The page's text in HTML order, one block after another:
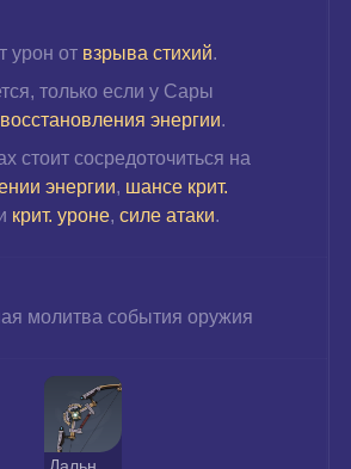
урон от взрыва стихий.
только если у Сары
восстановления энергии.
стоит сосредоточиться на
энергии, шансе крит.
крит. уроне, силе атаки.
молитва события оружия